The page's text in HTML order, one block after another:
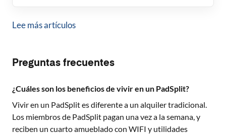
Lee más artículos
Preguntas frecuentes
¿Cuáles son los beneficios de vivir en un PadSplit?
Vivir en un PadSplit es diferente a un alquiler tradicional.
Los miembros de PadSplit pagan una vez a la semana, y
reciben un cuarto amueblado con WIFI y utilidades